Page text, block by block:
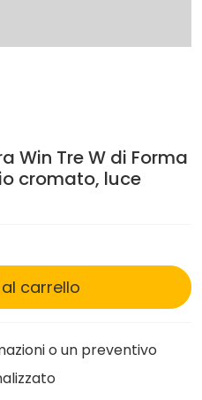
Win Tre W di Forma
cromato, luce
carrello
o un preventivo